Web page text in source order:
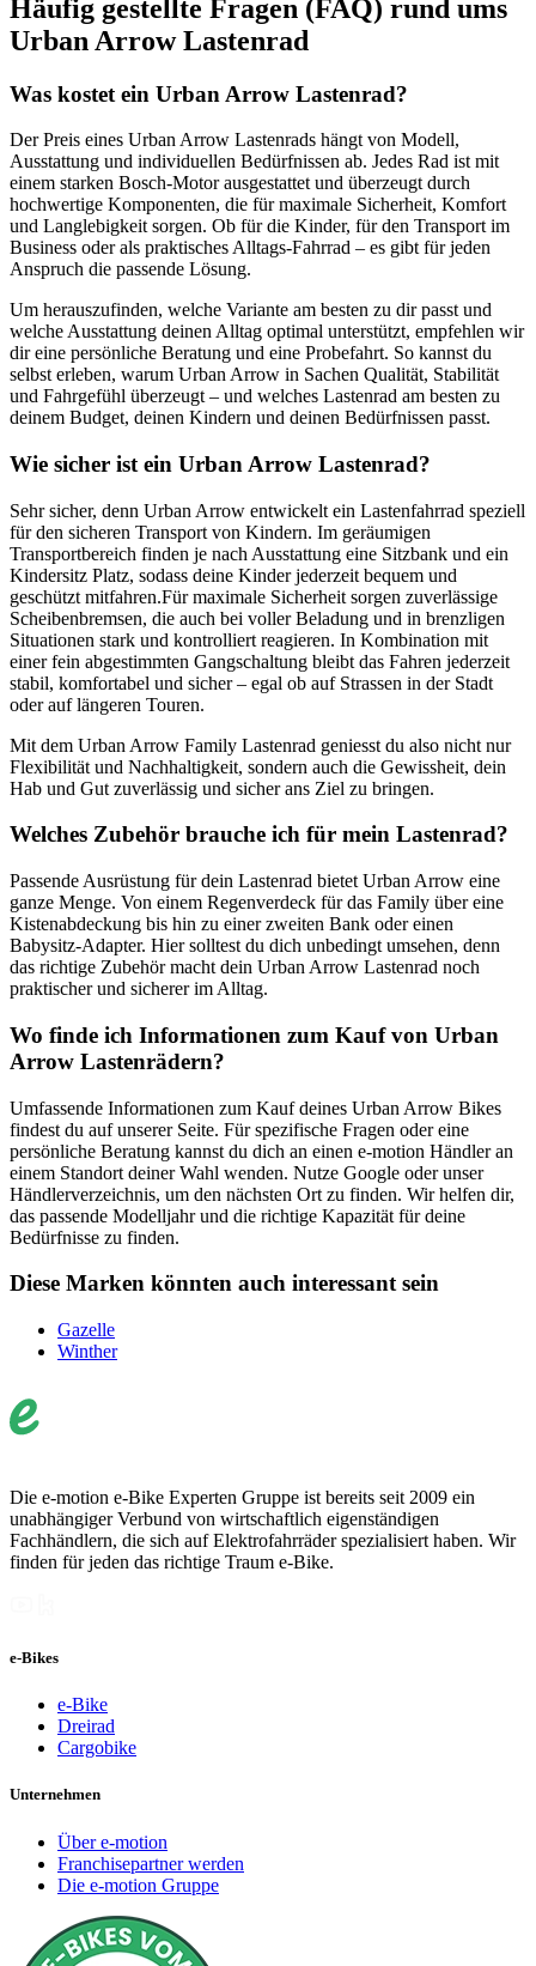
Häufig gestellte Fragen (FAQ) rund ums
Urban Arrow Lastenrad
Was kostet ein Urban Arrow Lastenrad?
Der Preis eines Urban Arrow Lastenrads hängt von Modell,
Ausstattung und individuellen Bedürfnissen ab. Jedes Rad ist mit
einem starken Bosch-Motor ausgestattet und überzeugt durch
hochwertige Komponenten, die für maximale Sicherheit, Komfort
und Langlebigkeit sorgen. Ob für die Kinder, für den Transport im
Business oder als praktisches Alltags-Fahrrad – es gibt für jeden
Anspruch die passende Lösung.
Um herauszufinden, welche Variante am besten zu dir passt und
welche Ausstattung deinen Alltag optimal unterstützt, empfehlen wir
dir eine persönliche Beratung und eine Probefahrt. So kannst du
selbst erleben, warum Urban Arrow in Sachen Qualität, Stabilität
und Fahrgefühl überzeugt – und welches Lastenrad am besten zu
deinem Budget, deinen Kindern und deinen Bedürfnissen passt.
Wie sicher ist ein Urban Arrow Lastenrad?
Sehr sicher, denn Urban Arrow entwickelt ein Lastenfahrrad speziell
für den sicheren Transport von Kindern. Im geräumigen
Transportbereich finden je nach Ausstattung eine Sitzbank und ein
Kindersitz Platz, sodass deine Kinder jederzeit bequem und
geschützt mitfahren.Für maximale Sicherheit sorgen zuverlässige
Scheibenbremsen, die auch bei voller Beladung und in brenzligen
Situationen stark und kontrolliert reagieren. In Kombination mit
einer fein abgestimmten Gangschaltung bleibt das Fahren jederzeit
stabil, komfortabel und sicher – egal ob auf Strassen in der Stadt
oder auf längeren Touren.
Mit dem Urban Arrow Family Lastenrad geniesst du also nicht nur
Flexibilität und Nachhaltigkeit, sondern auch die Gewissheit, dein
Hab und Gut zuverlässig und sicher ans Ziel zu bringen.
Welches Zubehör brauche ich für mein Lastenrad?
Passende Ausrüstung für dein Lastenrad bietet Urban Arrow eine
ganze Menge. Von einem Regenverdeck für das Family über eine
Kistenabdeckung bis hin zu einer zweiten Bank oder einen
Babysitz-Adapter. Hier solltest du dich unbedingt umsehen, denn
das richtige Zubehör macht dein Urban Arrow Lastenrad noch
praktischer und sicherer im Alltag.
Wo finde ich Informationen zum Kauf von Urban
Arrow Lastenrädern?
Umfassende Informationen zum Kauf deines Urban Arrow Bikes
findest du auf unserer Seite. Für spezifische Fragen oder eine
persönliche Beratung kannst du dich an einen e-motion Händler an
einem Standort deiner Wahl wenden. Nutze Google oder unser
Händlerverzeichnis, um den nächsten Ort zu finden. Wir helfen dir,
das passende Modelljahr und die richtige Kapazität für deine
Bedürfnisse zu finden.
Diese Marken könnten auch interessant sein
Gazelle
Winther
Die e-motion e-Bike Experten Gruppe ist bereits seit 2009 ein
unabhängiger Verbund von wirtschaftlich eigenständigen
Fachhändlern, die sich auf Elektrofahrräder spezialisiert haben. Wir
finden für jeden das richtige Traum e-Bike.
e-Bikes
e-Bike
Dreirad
Cargobike
Unternehmen
Über e-motion
Franchisepartner werden
Die e-motion Gruppe